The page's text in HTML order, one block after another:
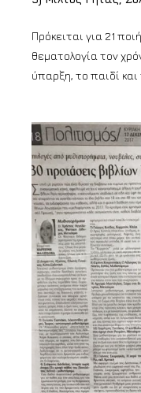
Πρόκειται για 21
θεματολογία τον
ύπαρξη, το παιδί